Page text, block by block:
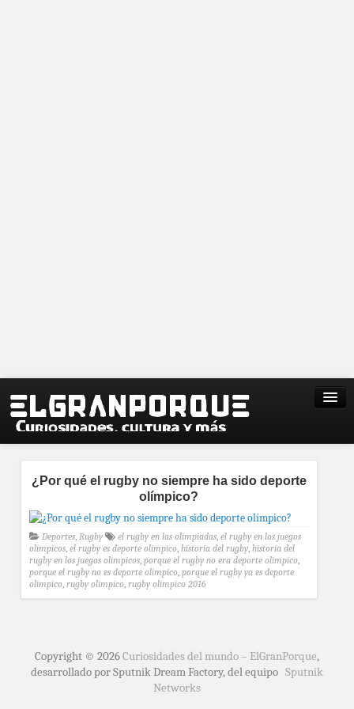
¿Por qué el rugby no siempre ha sido deporte
olímpico?
Deportes, Rugby el rugby en las olimpiadas, el rugby en los juegos
olimpicos, el rugby es deporte olimpico, historia del rugby, historia del
rugby en los juegos olimpicos, porque el rugby no era deporte olimpico,
porque el rugby no es deporte olimpico, porque el rugby ya es deporte
olimpico, rugby olimpico, rugby olimpico 2016
Copyright © 2026Curiosidades del mundo – ElGranPorque,
desarrollado por Sputnik Dream Factory, del equipo Sputnik
Networks